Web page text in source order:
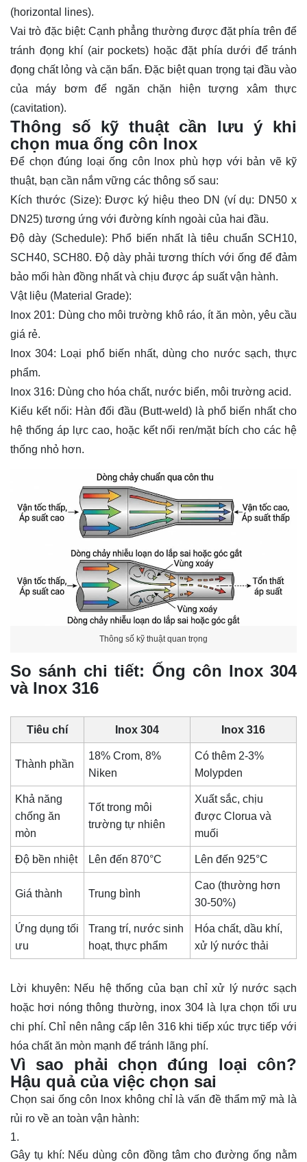
(horizontal lines).
Vai trò đặc biệt: Cạnh phẳng thường được đặt phía trên để
tránh đọng khí (air pockets) hoặc đặt phía dưới để tránh
đọng chất lỏng và cặn bẩn. Đặc biệt quan trọng tại đầu vào
của máy bơm để ngăn chặn hiện tượng xâm thực
(cavitation).
Thông số kỹ thuật cần lưu ý khi
chọn mua ống côn lnox
Để chọn đúng loại ống côn lnox phù hợp với bản vẽ kỹ
thuật, bạn cần nắm vững các thông số sau:
Kích thước (Size): Được ký hiệu theo DN (ví dụ: DN50 x
DN25) tương ứng với đường kính ngoài của hai đầu.
Độ dày (Schedule): Phổ biến nhất là tiêu chuẩn SCH10,
SCH40, SCH80. Độ dày phải tương thích với ống để đảm
bảo mối hàn đồng nhất và chịu được áp suất vận hành.
Vật liệu (Material Grade):
Inox 201: Dùng cho môi trường khô ráo, ít ăn mòn, yêu cầu
giá rẻ.
Inox 304: Loại phổ biến nhất, dùng cho nước sạch, thực
phẩm.
Inox 316: Dùng cho hóa chất, nước biển, môi trường acid.
Kiểu kết nối: Hàn đối đầu (Butt-weld) là phổ biến nhất cho
hệ thống áp lực cao, hoặc kết nối ren/mặt bích cho các hệ
thống nhỏ hơn.
Thông số kỹ thuật quan trọng
So sánh chi tiết: Ống côn lnox 304
và Inox 316
Tiêu chí Inox 304 Inox 316
Thành phần
18% Crom, 8%
Niken
Có thêm 2-3%
Molypden
Khả năng
chống ăn
mòn
Tốt trong môi
trường tự nhiên
Xuất sắc, chịu
được Clorua và
muối
Độ bền nhiệt Lên đến 870°C Lên đến 925°C
Giá thành Trung bình
Cao (thường hơn
30-50%)
Ứng dụng tối
ưu
Trang trí, nước sinh
hoạt, thực phẩm
Hóa chất, dầu khí,
xử lý nước thải
Lời khuyên: Nếu hệ thống của bạn chỉ xử lý nước sạch
hoặc hơi nóng thông thường, inox 304 là lựa chọn tối ưu
chi phí. Chỉ nên nâng cấp lên 316 khi tiếp xúc trực tiếp với
hóa chất ăn mòn mạnh để tránh lãng phí.
Vì sao phải chọn đúng loại côn?
Hậu quả của việc chọn sai
Chọn sai ống côn lnox không chỉ là vấn đề thẩm mỹ mà là
rủi ro về an toàn vận hành:
Gây tụ khí: Nếu dùng côn đồng tâm cho đường ống nằm